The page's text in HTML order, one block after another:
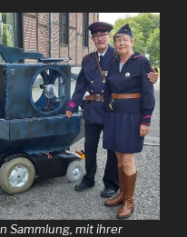
Sammlung, mit ihrer